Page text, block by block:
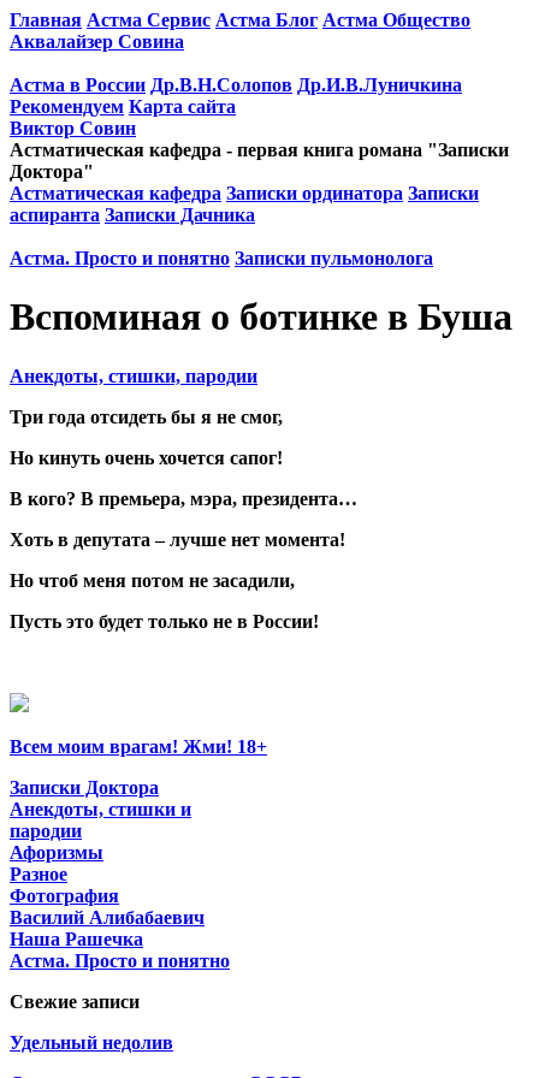
Главная Астма Сервис Астма Блог Астма Общество
Аквалайзер Совина
Астма в России Др.В.Н.Солопов Др.И.В.Луничкина
Рекомендуем Карта сайта
Виктор Совин
Астматическая кафедра - первая книга романа "Записки
Доктора"
Астматическая кафедра Записки ординатора Записки
аспиранта Записки Дачника
Астма. Просто и понятно Записки пульмонолога
Вспоминая о ботинке в Буша
Анекдоты, стишки, пародии
Три года отсидеть бы я не смог,
Но кинуть очень хочется сапог!
В кого? В премьера, мэра, президента…
Хоть в депутата – лучше нет момента!
Но чтоб меня потом не засадили,
Пусть это будет только не в России!
Всем моим врагам! Жми! 18+
Записки Доктора
Анекдоты, стишки и
пародии
Афоризмы
Разное
Фотография
Василий Алибабаевич
Наша Рашечка
Астма. Просто и понятно
Свежие записи
Удельный недолив